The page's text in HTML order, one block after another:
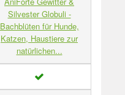
Silvester Globuli -
Bachblüten für Hunde,
Katzen, Haustiere zur
natürlichen...